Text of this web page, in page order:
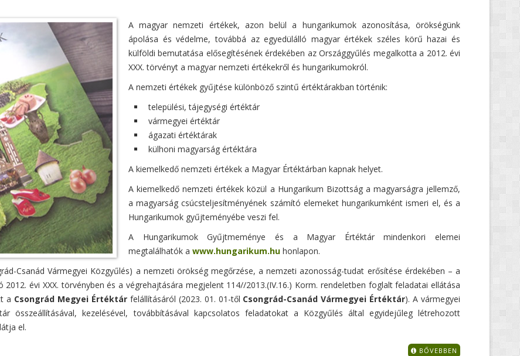
A magyar nemzeti értékek, azon belül a hungarikumok azonosítása, örökségünk
ápolása és védelme, továbbá az egyedülálló magyar értékek széles körű hazai és
külföldi bemutatása elősegítésének érdekében az Országgyűlés megalkotta a 2012. évi
XXX. törvényt a magyar nemzeti értékekről és hungarikumokról.
A nemzeti értékek gyűjtése különböző szintű értéktárakban történik:
települési, tájegységi értéktár
vármegyei értéktár
ágazati értéktárak
külhoni magyarság értéktára
A kiemelkedő nemzeti értékek a Magyar Értéktárban kapnak helyet.
A kiemelkedő nemzeti értékek közül a Hungarikum Bizottság a magyarságra jellemző,
a magyarság csúcsteljesítményének számító elemeket hungarikumként ismeri el, és a
Hungarikumok gyűjteményébe veszi fel.
A Hungarikumok Gyűjtmeménye és a Magyar Értéktár mindenkori elemei
megtalálhatók a www.hungarikum.hu honlapon.
Csanád Vármegyei Közgyűlés) a nemzeti örökség megőrzése, a nemzeti azonosság-tudat erősítése érdekében – a
évi XXX. törvényben és a végrehajtására megjelent 114//2013.(IV.16.) Korm. rendeletben foglalt feladatai ellátása
a Csongrád Megyei Értéktárfelállításáról (2023. 01. 01-től Csongrád-Csanád Vármegyei Értéktár). A vármegyei
összeállításával, kezelésével, továbbításával kapcsolatos feladatokat a Közgyűlés által egyidejűleg létrehozott
látja el.
BŐVEBBEN